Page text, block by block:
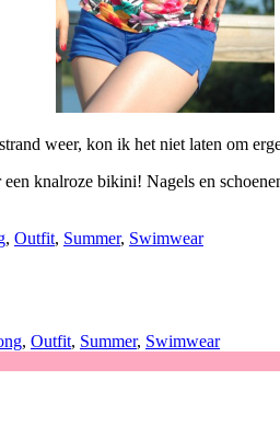
weer, kon ik het niet laten om
knalroze bikini! Nagels en
, Outfit, Summer, Swimwear
, Outfit, Summer, Swimwear